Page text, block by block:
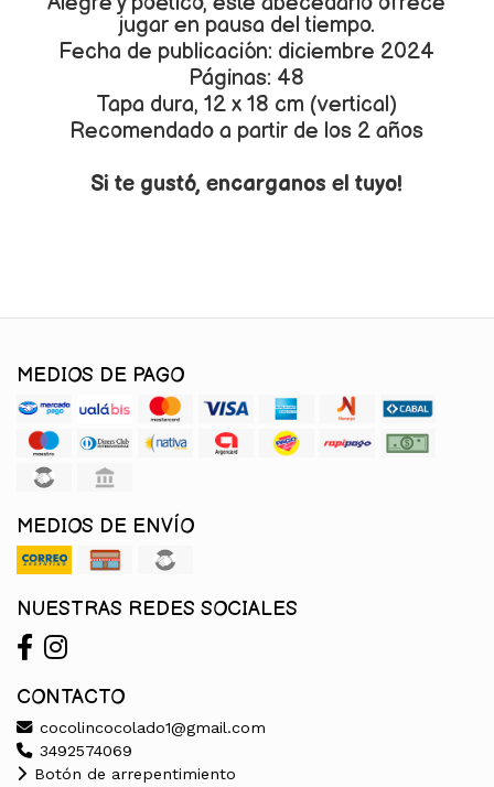
jugar en pausa del tiempo.
Fecha de publicación: diciembre 2024
Páginas: 48
Tapa dura, 12 x 18 cm (vertical)
Recomendado a partir de los 2 años
Si te gustó, encarganos el tuyo!
MEDIOS DE PAGO
MEDIOS DE ENVÍO
NUESTRAS REDES SOCIALES
CONTACTO
cocolincocolado1@gmail.com
3492574069
Botón de arrepentimiento